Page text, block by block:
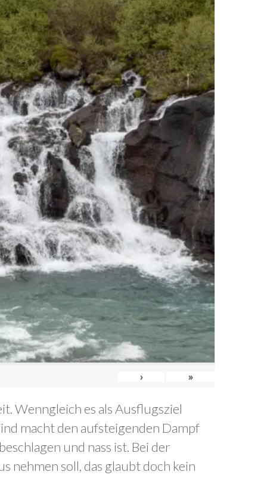
› »
Wenngleich es als Ausflugsziel
macht den aufsteigenden Dampf
und nass ist. Bei der
nehmen soll, das glaubt doch kein